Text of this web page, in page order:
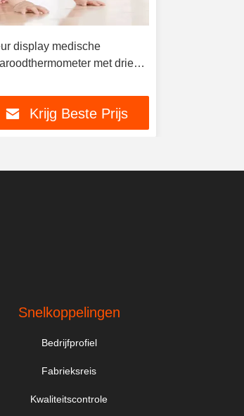
display medische
met drie
Krijg Beste Prijs
Snelkoppelingen
Bedrijfprofiel
Fabrieksreis
Kwaliteitscontrole